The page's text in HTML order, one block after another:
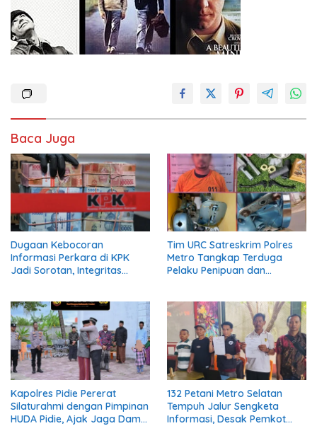
Baca Juga
Dugaan Kebocoran
Informasi Perkara di KPK
Jadi Sorotan, Integritas
Tim URC Satreskrim Polres
Metro Tangkap Terduga
Pelaku Penipuan dan
Kapolres Pidie Pererat
Silaturahmi dengan Pimpinan
HUDA Pidie, Ajak Jaga Damai
132 Petani Metro Selatan
Tempuh Jalur Sengketa
Informasi, Desak Pemkot